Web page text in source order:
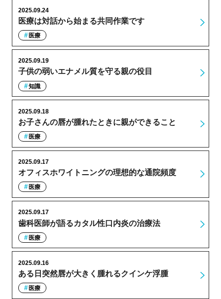
医療は対話から始まる共同作業です
2025.09.24
医療
子供の弱いエナメル質を守る親の役目
2025.09.19
知識
お子さんの唇が腫れたときに親ができること
2025.09.18
医療
オフィスホワイトニングの理想的な通院頻度
2025.09.17
医療
歯科医師が語るカタル性口内炎の治療法
2025.09.17
医療
ある日突然唇が大きく腫れるクインケ浮腫
2025.09.16
医療